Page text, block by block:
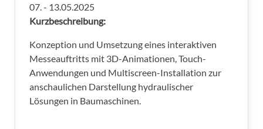
07. - 13.05.2025
Kurzbeschreibung:
Konzeption und Umsetzung eines interaktiven
Messeauftritts mit 3D-Animationen, Touch-
Anwendungen und Multiscreen-Installation zur
anschaulichen Darstellung hydraulischer
Lösungen in Baumaschinen.